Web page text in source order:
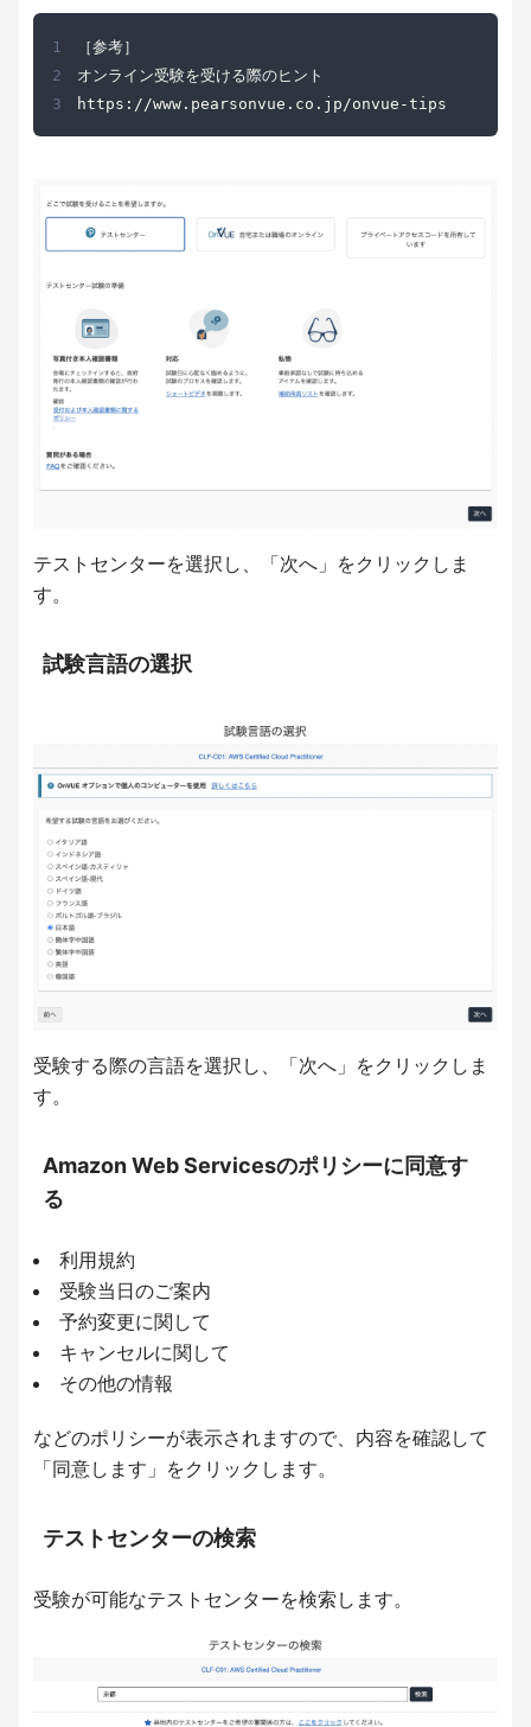
1
2
3
https://www.pearsonvue.co.jp/onvue-tips
テストセンターを選択し、「次へ」をクリックしま
す。
試験言語の選択
受験する際の言語を選択し、「次へ」をクリックしま
す。
Amazon Web Servicesのポリシーに同意す
る
利用規約
受験当日のご案内
予約変更に関して
キャンセルに関して
その他の情報
などのポリシーが表示されますので、内容を確認して
「同意します」をクリックします。
テストセンターの検索
受験が可能なテストセンターを検索します。